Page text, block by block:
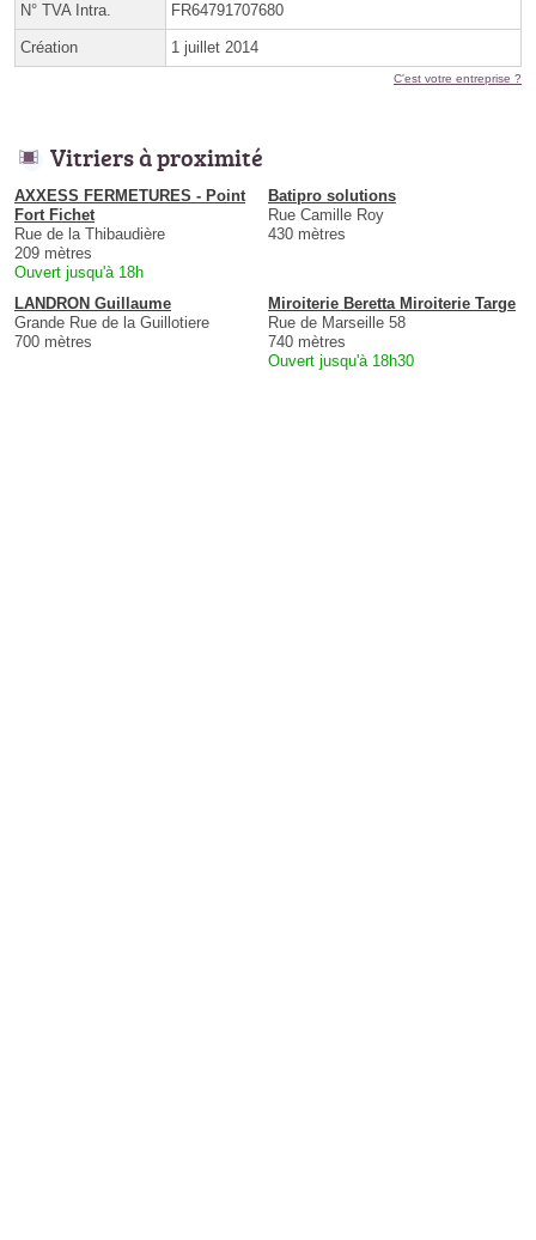
N° TVA Intra. FR64791707680
Création 1 juillet 2014
C'est votre entreprise ?
Vitriers à proximité
AXXESS FERMETURES - Point
Fort Fichet
Rue de la Thibaudière
209 mètres
Ouvert jusqu'à 18h
Batipro solutions
Rue Camille Roy
430 mètres
LANDRON Guillaume
Grande Rue de la Guillotiere
700 mètres
Miroiterie Beretta Miroiterie Targe
Rue de Marseille 58
740 mètres
Ouvert jusqu'à 18h30